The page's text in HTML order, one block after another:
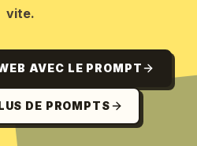
vite.
AVEC LE PROMPT
DE PROMPTS